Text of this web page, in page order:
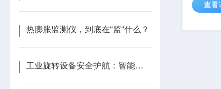
热膨胀监测仪，到底在“监“什么？
工业旋转设备安全护航：智能转速监测仪技术现状与应用优化研究
要求，
查看